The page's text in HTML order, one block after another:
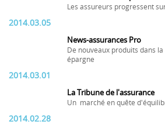
Les assureurs progressent
2014.03.05
News-assurances Pro
De nouveaux produits dans
épargne
2014.03.01
La Tribune de l'assurance
Un marché en quête
2014.02.28